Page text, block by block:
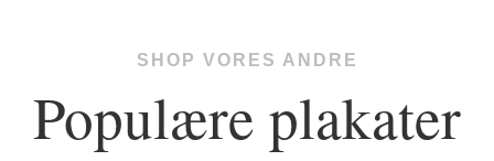
SHOP VORES ANDRE
Populære plakater